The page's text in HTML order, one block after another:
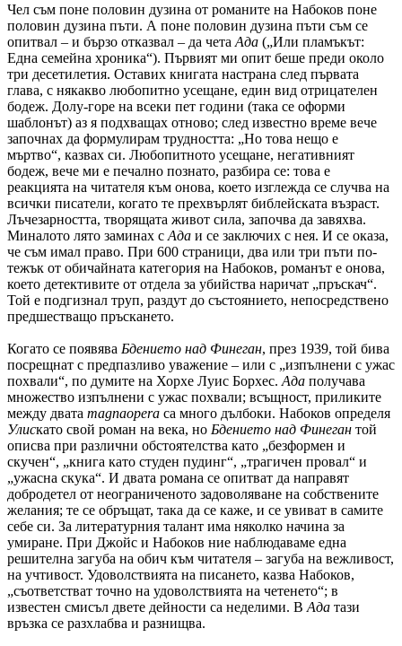
Чел съм поне половин дузина от романите на Набоков поне
половин дузина пъти. А поне половин дузина пъти съм се
опитвал – и бързо отказвал – да чета Ада („Или пламъкът:
Една семейна хроника“). Първият ми опит беше преди около
три десетилетия. Оставих книгата настрана след първата
глава, с някакво любопитно усещане, един вид отрицателен
бодеж. Долу-горе на всеки пет години (така се оформи
шаблонът) аз я подхващах отново; след известно време вече
започнах да формулирам трудността: „Но това нещо е
мъртво“, казвах си. Любопитното усещане, негативният
бодеж, вече ми е печално познато, разбира се: това е
реакцията на читателя към онова, което изглежда се случва на
всички писатели, когато те прехвърлят библейската възраст.
Лъчезарността, творящата живот сила, започва да завяхва.
Миналото лято заминах с Ада и се заключих с нея. И се оказа,
че съм имал право. При 600 страници, два или три пъти по-
тежък от обичайната категория на Набоков, романът е онова,
което детективите от отдела за убийства наричат „пръскач“.
Той е подгизнал труп, раздут до състоянието, непосредствено
предшестващо пръскането.
Когато се появява Бдението над Финеган, през 1939, той бива
посрещнат с предпазливо уважение – или с „изпълнени с ужас
похвали“, по думите на Хорхе Луис Борхес. Ада получава
множество изпълнени с ужас похвали; всъщност, приликите
между двата magnaopera са много дълбоки. Набоков определя
Улискато свой роман на века, но Бдението над Финеган той
описва при различни обстоятелства като „безформен и
скучен“, „книга като студен пудинг“, „трагичен провал“ и
„ужасна скука“. И двата романа се опитват да направят
добродетел от неограниченото задоволяване на собствените
желания; те се обръщат, така да се каже, и се увиват в самите
себе си. За литературния талант има няколко начина за
умиране. При Джойс и Набоков ние наблюдаваме една
решителна загуба на обич към читателя – загуба на вежливост,
на учтивост. Удоволствията на писането, казва Набоков,
„съответстват точно на удоволствията на четенето“; в
известен смисъл двете дейности са неделими. В Ада тази
връзка се разхлабва и разнищва.